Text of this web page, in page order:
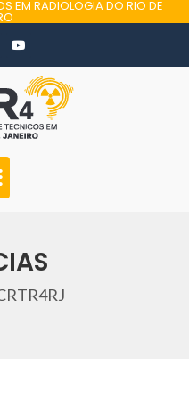
EM RADIOLOGIA DO RIO DE